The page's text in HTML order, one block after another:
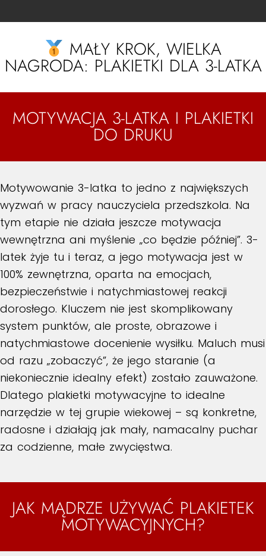
MAŁY KROK, WIELKA
NAGRODA: PLAKIETKI DLA 3-LATKA
MOTYWACJA 3-LATKA I PLAKIETKI
DO DRUKU
Motywowanie 3-latka to jedno z największych
wyzwań w pracy nauczyciela przedszkola. Na
tym etapie nie działa jeszcze motywacja
wewnętrzna ani myślenie „co będzie później”. 3-
latek żyje tu i teraz, a jego motywacja jest w
100% zewnętrzna, oparta na emocjach,
bezpieczeństwie i natychmiastowej reakcji
dorosłego. Kluczem nie jest skomplikowany
system punktów, ale proste, obrazowe i
natychmiastowe docenienie wysiłku. Maluch musi
od razu „zobaczyć”, że jego staranie (a
niekoniecznie idealny efekt) zostało zauważone.
Dlatego plakietki motywacyjne to idealne
narzędzie w tej grupie wiekowej – są konkretne,
radosne i działają jak mały, namacalny puchar
za codzienne, małe zwycięstwa.
JAK MĄDRZE UŻYWAĆ PLAKIETEK
MOTYWACYJNYCH?